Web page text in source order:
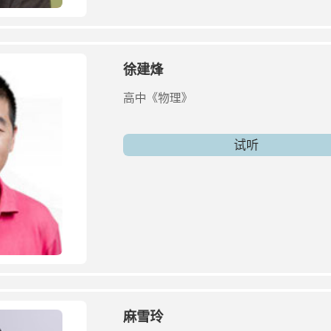
徐建烽
高中《物理》
试听
麻雪玲